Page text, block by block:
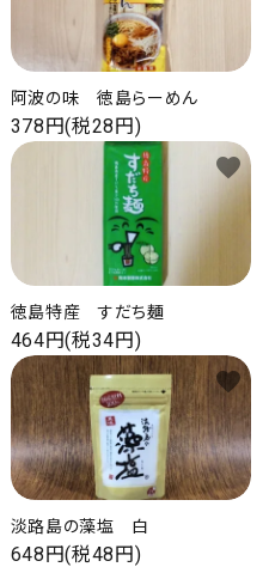
阿波の味 徳島らーめん
378円(税28円)
徳島特産 すだち麺
464円(税34円)
favorite
淡路島の藻塩 白
648円(税48円)
favorite